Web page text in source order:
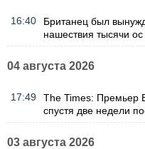
16:40
Британец был
нашествия тысячи ос
04 августа 2026
17:49
The Times: Премьер
спустя две недели
03 августа 2026